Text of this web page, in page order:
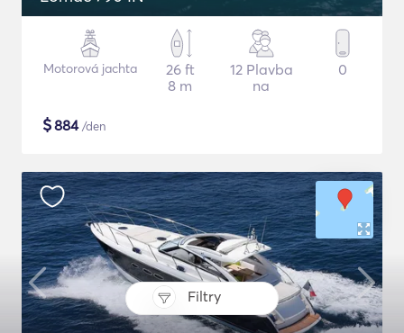
Filtry
Motorová jachta
26 ft
8 m
12 Plavba
na
0
$884/den